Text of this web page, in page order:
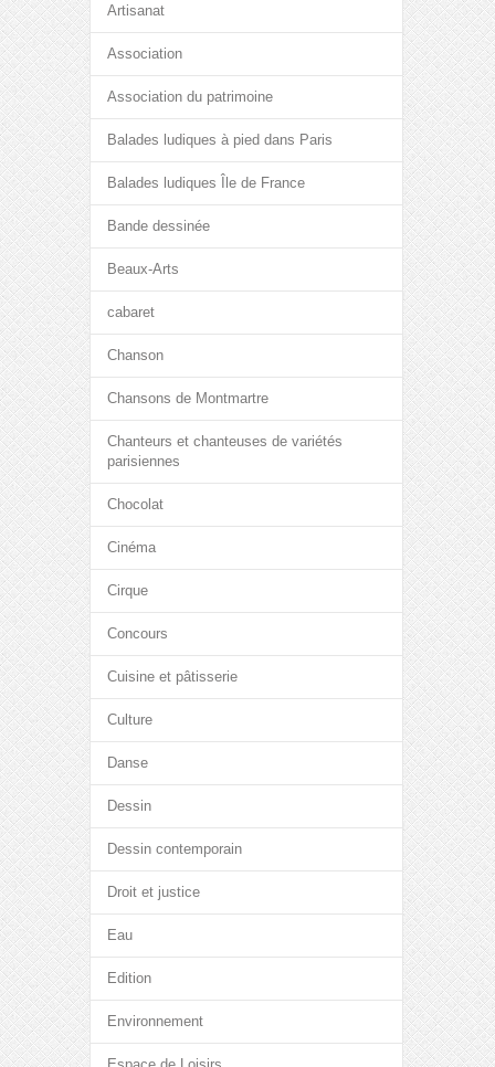
Artisanat
Association
Association du patrimoine
Balades ludiques à pied dans Paris
Balades ludiques Île de France
Bande dessinée
Beaux-Arts
cabaret
Chanson
Chansons de Montmartre
Chanteurs et chanteuses de variétés
parisiennes
Chocolat
Cinéma
Cirque
Concours
Cuisine et pâtisserie
Culture
Danse
Dessin
Dessin contemporain
Droit et justice
Eau
Edition
Environnement